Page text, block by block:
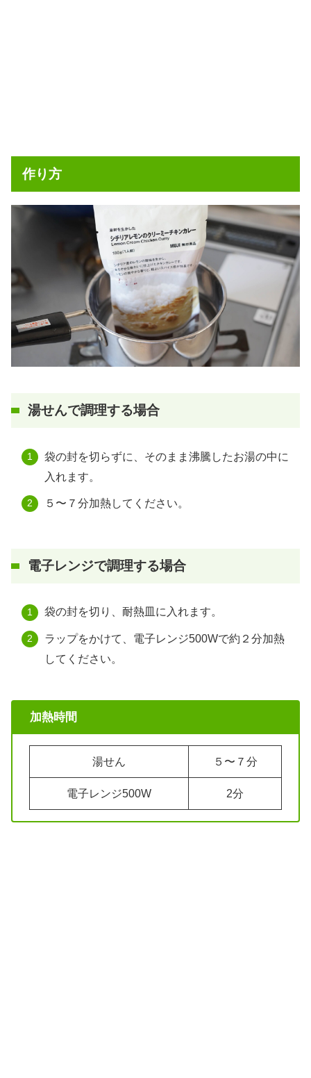
作り方
湯せんで調理する場合
袋の封を切らずに、そのまま沸騰したお湯の中に
入れます。
５〜７分加熱してください。
電子レンジで調理する場合
袋の封を切り、耐熱皿に入れます。
ラップをかけて、電子レンジ500Wで約２分加熱
してください。
加熱時間
湯せん ５〜７分
電子レンジ500W 2分